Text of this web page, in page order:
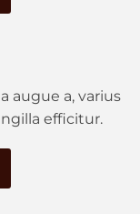
augue a, varius
efficitur.